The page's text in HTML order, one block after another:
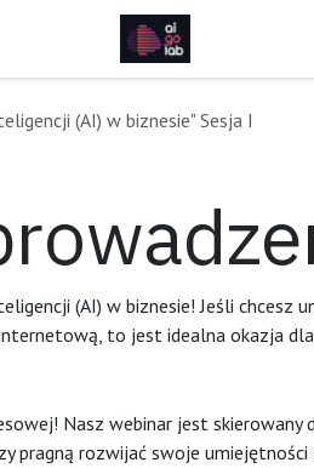
(AI) w biznesie" Sesja I
(AI) w biznesie! Jeśli
to jest idealna okazja dla
Nasz webinar jest
pragną rozwijać swoje